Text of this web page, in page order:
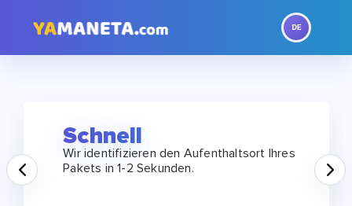
Schnell
Wir identifizieren den Aufenthaltsort Ihres
Pakets in 1-2 Sekunden.